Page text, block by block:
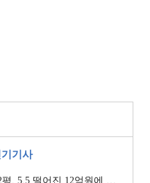
기사
진 12억원에 거래 [일일 하락가]